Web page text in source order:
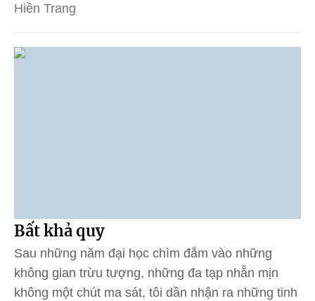
Hiền Trang
Bất khả quy
Sau những năm đại học chìm đắm vào những
không gian trừu tượng, những đa tạp nhẵn mịn
không một chút ma sát, tôi dần nhận ra những tinh